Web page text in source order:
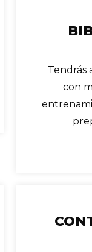
Tendrás
con